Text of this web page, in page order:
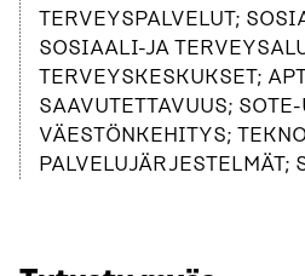
TERVEYSPALVELUT;
SOSIAALI-JA
TERVEYSKESKUKSET;
SAAVUTETTAVUUS;
VÄESTÖNKEHITYS;
PALVELUJÄRJESTELMÄT;